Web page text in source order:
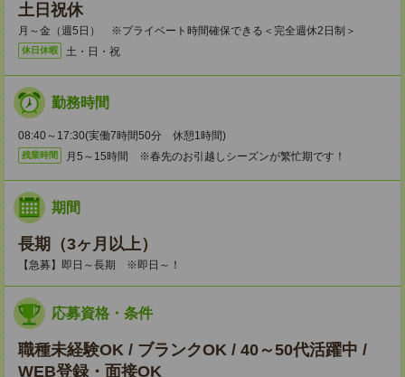
土日祝休
月～金（週5日） ※プライベート時間確保できる＜完全週休2日制＞
休日休暇 土・日・祝
勤務時間
08:40～17:30(実働7時間50分 休憩1時間)
残業時間 月5～15時間 ※春先のお引越しシーズンが繁忙期です！
期間
長期（3ヶ月以上）
【急募】即日～長期 ※即日～！
応募資格・条件
職種未経験OK / ブランクOK / 40～50代活躍中 /
WEB登録・面接OK